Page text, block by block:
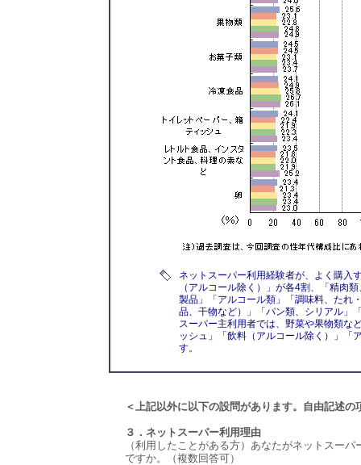
ネットスーパー利用経験者が、よく購入
（アルコール除く）」が各4割、「精肉
製品」「アルコール類」「調味料、たれ
品、干物など）」「パン類、シリアル」
スーパー主利用者では、野菜や果物類な
ッシュ」「飲料（アルコール除く）」「
す。
＜上記以外に以下の設問があります。自由記述の
３．ネットスーパー利用理由
（利用したことがある方）あなたがネットスー
ですか。（複数回答可）